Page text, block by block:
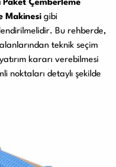
Paket Çemberleme
Makinesi gibi
Bu rehberde,
teknik seçim
kararı verebilmesi
noktaları detaylı şekilde